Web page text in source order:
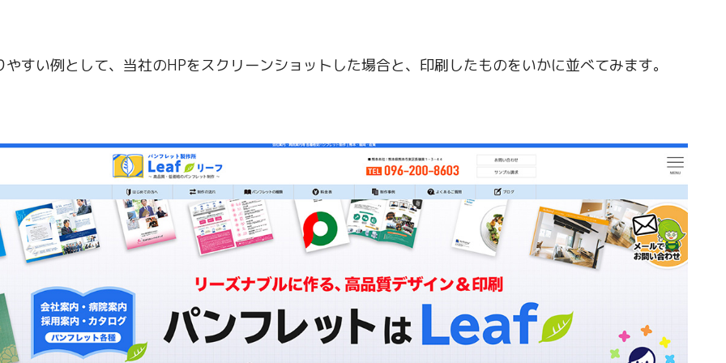
やすい例として、当社のHPをスクリーンショットした場合と、印刷したものをいかに並べてみます。